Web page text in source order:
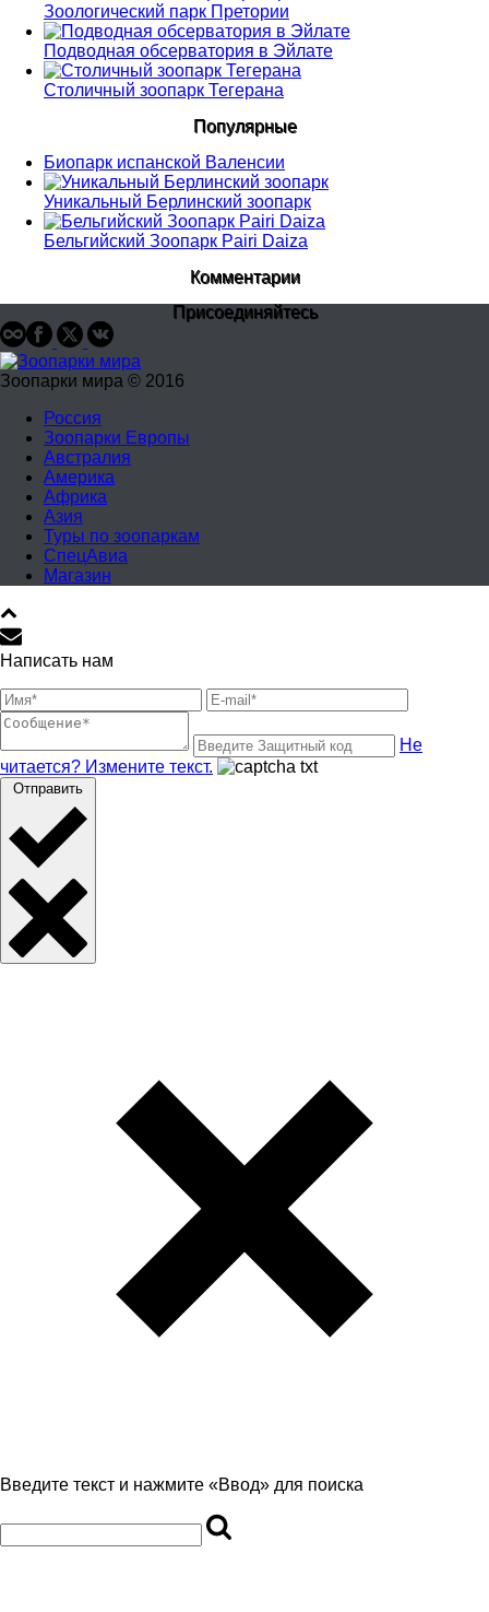
Зоологический парк Претории
Подводная обсерватория в Эйлате
Столичный зоопарк Тегерана
Популярные
Биопарк испанской Валенсии
Уникальный Берлинский зоопарк
Бельгийский Зоопарк Pairi Daiza
Комментарии
Присоединяйтесь
Зоопарки мира © 2016
Россия
Зоопарки Европы
Австралия
Америка
Африка
Азия
Туры по зоопаркам
СпецАвиа
Магазин
Написать нам
Не
читается? Измените текст.
Отправить
Введите текст и нажмите «Ввод» для поиска